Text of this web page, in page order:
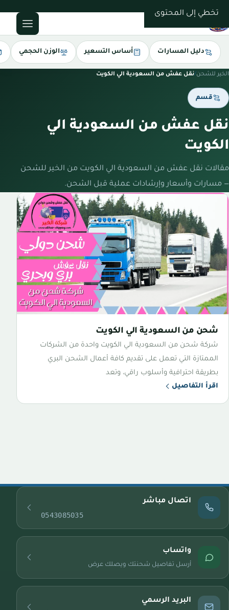
تخطي إلى المحتوى
دليل المسارات أساس التسعير الوزن الحجمي
الخير للشحن/نقل عفش من السعودية الي الكويت
قسم
نقل عفش من السعودية الي
الكويت
مقالات نقل عفش من السعودية الي الكويت من الخير للشحن
— مسارات وأسعار وإرشادات عملية قبل الشحن.
شحن من السعودية الي الكويت
شركة شحن من السعودية الي الكويت واحدة من الشركات
الممتازة التي تعمل على تقديم كافة أعمال الشحن البري
بطريقة احترافية وأسلوب راقي، وتعد
اقرأ التفاصيل
اتصال مباشر
0543085035
واتساب
أرسل تفاصيل شحنتك ويصلك عرض
البريد الرسمي